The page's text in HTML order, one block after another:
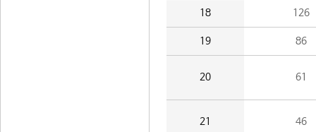
18 126
19 86
20 61
21 46